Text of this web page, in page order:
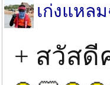
เก่งแหล
+ สวัส